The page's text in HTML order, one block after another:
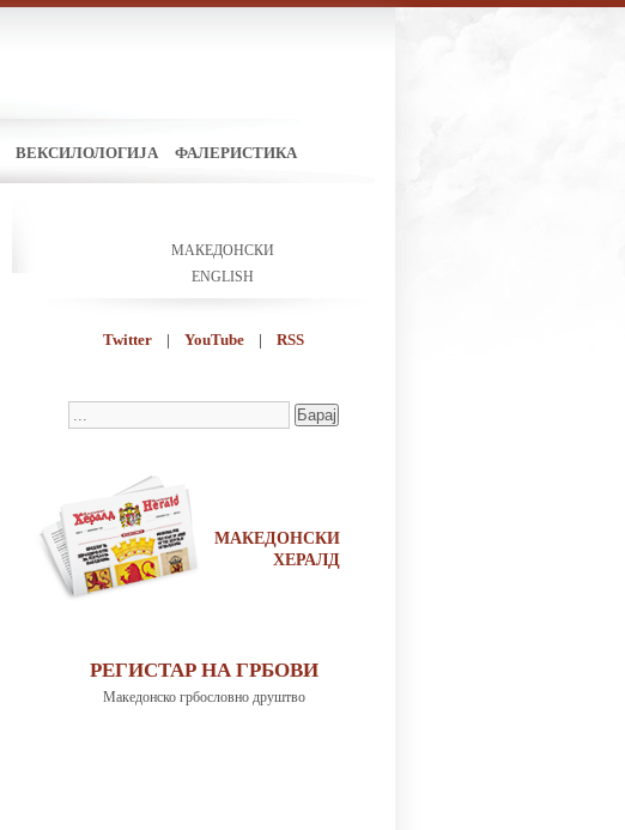
ВЕКСИЛОЛОГИЈА ФАЛЕРИСТИКА
МАКЕДОНСКИ
ENGLISH
Twitter | YouTube | RSS
МАКЕДОНСКИ
ХЕРАЛД
РЕГИСТАР НА ГРБОВИ
Македонско грбословно друштво